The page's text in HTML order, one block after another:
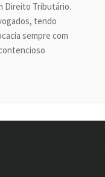
Direito Tributário.
tendo
sempre com